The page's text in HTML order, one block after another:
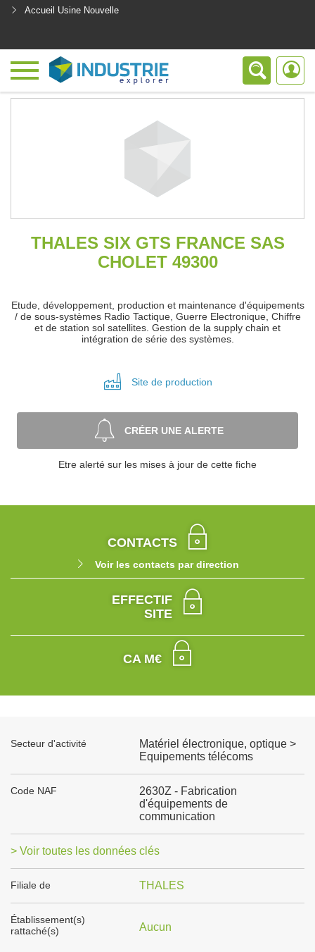
Accueil Usine Nouvelle
THALES SIX GTS FRANCE SAS
CHOLET 49300
Etude, développement, production et maintenance d'équipements
/ de sous-systèmes Radio Tactique, Guerre Electronique, Chiffre
et de station sol satellites. Gestion de la supply chain et
intégration de série des systèmes.
Site de production
CRÉER UNE ALERTE
Etre alerté sur les mises à jour de cette fiche
CONTACTS
Voir les contacts par direction
EFFECTIF
SITE
CA M€
Secteur d'activité
Matériel électronique, optique >
Equipements télécoms
Code NAF
2630Z - Fabrication
d'équipements de
communication
> Voir toutes les données clés
Filiale de THALES
Établissement(s)
rattaché(s)
Aucun